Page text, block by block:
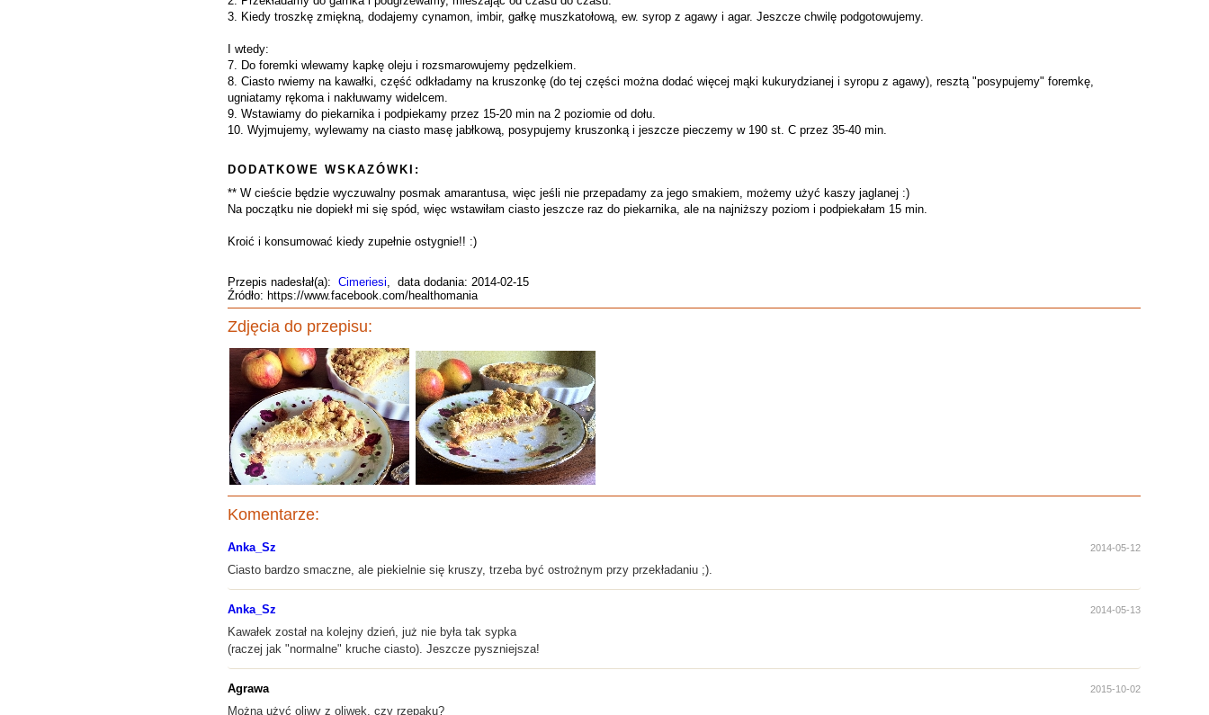
3. Kiedy troszkę zmiękną, dodajemy cynamon, imbir, gałkę muszkatołową, ew. syrop z agawy i agar. Jeszcze chwilę podgotowujemy.
I wtedy:
7. Do foremki wlewamy kapkę oleju i rozsmarowujemy pędzelkiem.
8. Ciasto rwiemy na kawałki, część odkładamy na kruszonkę (do tej części można dodać więcej mąki kukurydzianej i syropu z agawy), resztą "posypujemy" foremkę,
ugniatamy rękoma i nakłuwamy widelcem.
9. Wstawiamy do piekarnika i podpiekamy przez 15-20 min na 2 poziomie od dołu.
10. Wyjmujemy, wylewamy na ciasto masę jabłkową, posypujemy kruszonką i jeszcze pieczemy w 190 st. C przez 35-40 min.
DODATKOWE WSKAZÓWKI:
** W cieście będzie wyczuwalny posmak amarantusa, więc jeśli nie przepadamy za jego smakiem, możemy użyć kaszy jaglanej :)
Na początku nie dopiekł mi się spód, więc wstawiłam ciasto jeszcze raz do piekarnika, ale na najniższy poziom i podpiekałam 15 min.
Kroić i konsumować kiedy zupełnie ostygnie!! :)
Przepis nadesłał(a): Cimeriesi, data dodania: 2014-02-15
Źródło: https://www.facebook.com/healthomania
Zdjęcia do przepisu:
Komentarze:
Anka_Sz 2014-05-12
Ciasto bardzo smaczne, ale piekielnie się kruszy, trzeba być ostrożnym przy przekładaniu ;).
Anka_Sz 2014-05-13
Kawałek został na kolejny dzień, już nie była tak sypka
(raczej jak "normalne" kruche ciasto). Jeszcze pyszniejsza!
Agrawa 2015-10-02
Można użyć oliwy z oliwek, czy rzepaku?